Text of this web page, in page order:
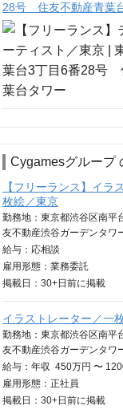
28号 住友不動産青葉
Cygamesグループ
【フリーランス】イラ
枚絵／東京
勤務地：東京都渋谷区南
友不動産渋谷ガーデンタワ
給与： 応相談
雇用形態：業務委託
掲載日： 30+日 前に掲載
イラストレーター／一
勤務地：東京都渋谷区南
友不動産渋谷ガーデンタワ
給与： 年収 450万円 〜
雇用形態：正社員
掲載日： 30+日 前に掲載